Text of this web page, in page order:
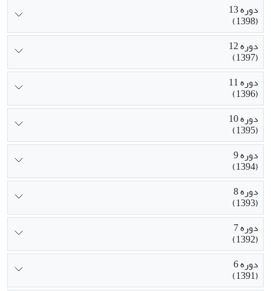
دوره 13
(1398)
دوره 12
(1397)
دوره 11
(1396)
دوره 10
(1395)
دوره 9
(1394)
دوره 8
(1393)
دوره 7
(1392)
دوره 6
(1391)